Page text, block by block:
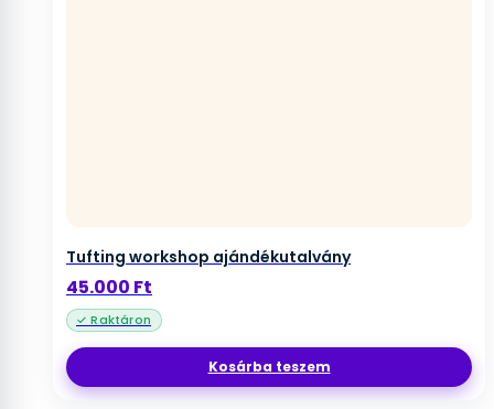
Tufting workshop ajándékutalvány
45.000 Ft
Kosárba teszem